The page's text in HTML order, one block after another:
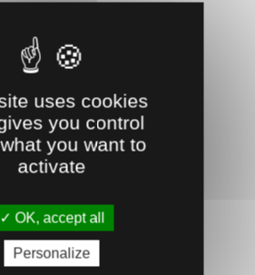
À...
uses cookies
you control
you want to
activate
OK, accept all
Personalize